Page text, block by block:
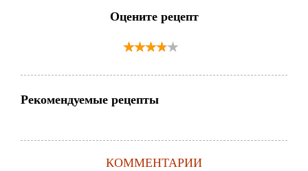
Оцените рецепт
Рекомендуемые рецепты
КОММЕНТАРИИ